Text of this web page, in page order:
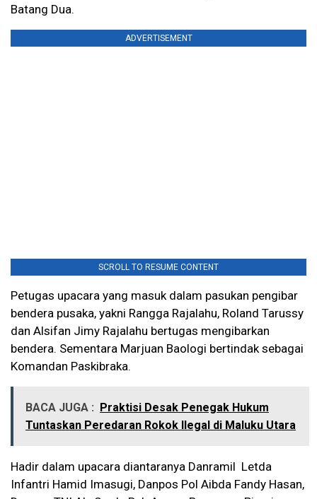
Batang Dua.
ADVERTISEMENT
SCROLL TO RESUME CONTENT
Petugas upacara yang masuk dalam pasukan pengibar
bendera pusaka, yakni Rangga Rajalahu, Roland Tarussy
dan Alsifan Jimy Rajalahu bertugas mengibarkan
bendera. Sementara Marjuan Baologi bertindak sebagai
Komandan Paskibraka.
BACA JUGA :
Praktisi Desak Penegak Hukum
Tuntaskan Peredaran Rokok Ilegal di Maluku Utara
Hadir dalam upacara diantaranya Danramil Letda
Infantri Hamid Imasugi, Danpos Pol Aibda Fandy Hasan,